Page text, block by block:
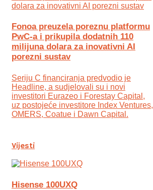
Fonoa preuzela poreznu platformu
PwC-a i prikupila dodatnih 110
milijuna dolara za inovativni AI
porezni sustav
Seriju C financiranja predvodio je
Headline, a sudjelovali su i novi
investitori Eurazeo i Forestay Capital,
uz postojeće investitore Index Ventures,
OMERS, Coatue i Dawn Capital.
Vijesti
Hisense 100UXQ